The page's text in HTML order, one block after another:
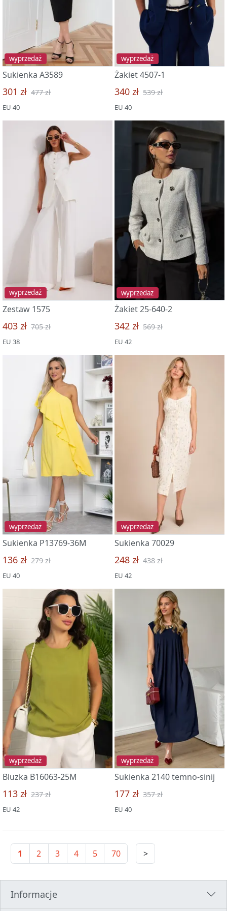
wyprzedaż
Sukienka A3589
301 zł 477 zł
EU 40
wyprzedaż
Żakiet 4507-1
340 zł 539 zł
EU 40
wyprzedaż
Zestaw 1575
403 zł 705 zł
EU 38
wyprzedaż
Żakiet 25-640-2
342 zł 569 zł
EU 42
wyprzedaż
Sukienka P13769-36M
136 zł 279 zł
EU 40
wyprzedaż
Sukienka 70029
248 zł 438 zł
EU 42
wyprzedaż
Bluzka B16063-25M
113 zł 237 zł
EU 42
wyprzedaż
Sukienka 2140 temno-sinij
177 zł 357 zł
EU 40
1 2 3 4 5 70 >
Informacje